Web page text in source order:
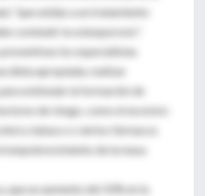
"que unidas a un tratamiento
combatir la osteoporosis".
preventivas los especialistas
dieta apropiada, realizar
estimular la formación de
de riesgo, como el excesivo
y tabaco o ciertos fármacos
empobrecimiento de la masa
que un aumento del 10% en la